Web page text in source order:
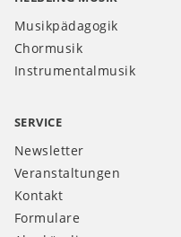
Musikpädagogik
Chormusik
Instrumentalmusik
SERVICE
Newsletter
Veranstaltungen
Kontakt
Formulare